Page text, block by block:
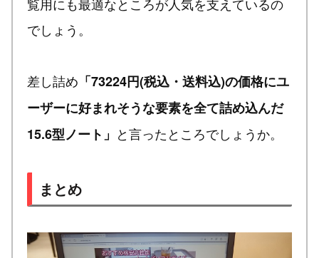
でしょう。
差し詰め 「73224円(税込・送料込)の価格にユ
ーザーに好まれそうな要素を全て詰め込んだ
15.6型ノート」 と言ったところでしょうか。
まとめ